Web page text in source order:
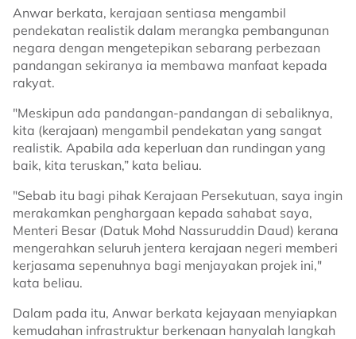
Anwar berkata, kerajaan sentiasa mengambil
pendekatan realistik dalam merangka pembangunan
negara dengan mengetepikan sebarang perbezaan
pandangan sekiranya ia membawa manfaat kepada
rakyat.
"Meskipun ada pandangan-pandangan di sebaliknya,
kita (kerajaan) mengambil pendekatan yang sangat
realistik. Apabila ada keperluan dan rundingan yang
baik, kita teruskan,” kata beliau.
"Sebab itu bagi pihak Kerajaan Persekutuan, saya ingin
merakamkan penghargaan kepada sahabat saya,
Menteri Besar (Datuk Mohd Nassuruddin Daud) kerana
mengerahkan seluruh jentera kerajaan negeri memberi
kerjasama sepenuhnya bagi menjayakan projek ini,"
kata beliau.
Dalam pada itu, Anwar berkata kejayaan menyiapkan
kemudahan infrastruktur berkenaan hanyalah langkah